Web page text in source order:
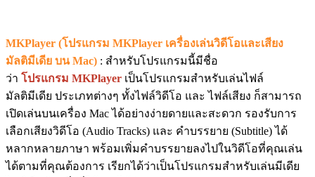
MKPlayer (โปรแกรม MKPlayer เครื่องเล่นวิดีโอและเสียง
มัลติมีเดีย บน Mac) : สำหรับโปรแกรมนี้มีชื่อ
ว่า โปรแกรม MKPlayer เป็นโปรแกรมสำหรับเล่นไฟล์
มัลติมีเดีย ประเภทต่างๆ ทั้งไฟล์วิดีโอ และ ไฟล์เสียง ก็สามารถ
เปิดเล่นบนเครื่อง Mac ได้อย่างง่ายดายและสะดวก รองรับการ
เลือกเสียงวิดีโอ (Audio Tracks) และ คำบรรยาย (Subtitle) ได้
หลากหลายภาษา พร้อมเพิ่มคำบรรยายลงไปในวิดีโอที่คุณเล่น
ได้ตามที่คุณต้องการ เรียกได้ว่าเป็นโปรแกรมสำหรับเล่นมีเดีย